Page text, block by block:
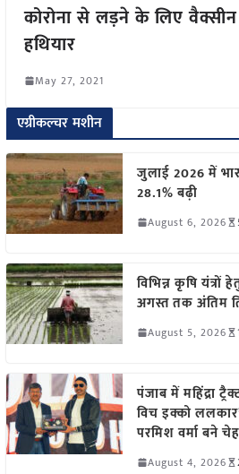
कोरोना से लड़ने के लिए
हथियार
May 27, 2021
एग्रीकल्चर मशीन
जुलाई 2026 में
28.1% बढ़ी
August 6, 2026
विभिन्न कृषि
अगस्त तक अंतिम
August 5, 2026
पंजाब में महिंद्रा
विच इक्को
परमिश वर्मा बने
August 4, 2026